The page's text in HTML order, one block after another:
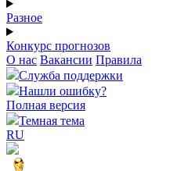
Разное
Конкурс прогнозов
О нас Вакансии Правила
Служба поддержки
Нашли ошибку?
Полная версия
Темная тема
RU